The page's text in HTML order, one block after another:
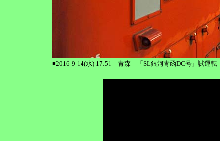
■2016-9-14(水) 17:51 青森 「SL銀河青函DC号」試運転